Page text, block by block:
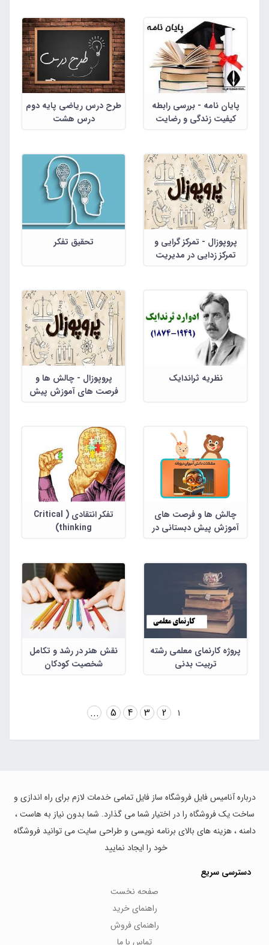
پایان نامه - بررسی رابطه
کیفیت زندگی و رضایت
طرح درس ریاضی پایه دوم
درس هشت
پروپوزال - تمرکز گرایی و
تمرکز زدایی در مدیریت
راهبردهایی برای دانشگاه
پیام نور
تحقیق تفکر
نظریه ثراندایک
پروپوزال - چالش ها و
فرصت های آموزش پیش
چالش ها و فرصت های
آموزش پیش دبستانی در
تفکر انتقادی ( Critical
thinking)
پروژه کارنمای معلمی رشته
تربیت بدنی
نقش هنر در رشد و تکامل
شخصیت کودکان
1
2
3
4
5
...
درباره آنامیس فایل فروشگاه ساز فایل تمامی خدمات لازم برای راه اندازی و
ساخت یک فروشگاه را در اختیار شما می گذارد. شما بدون نیاز به هاست ،
دامنه ، هزینه های بالای برنامه نویسی و طراحی سایت می توانید فروشگاه
خود را ایجاد نمایید
دسترسی سریع
صفحه نخست
راهنمای خرید
راهنمای فروش
تماس با ما